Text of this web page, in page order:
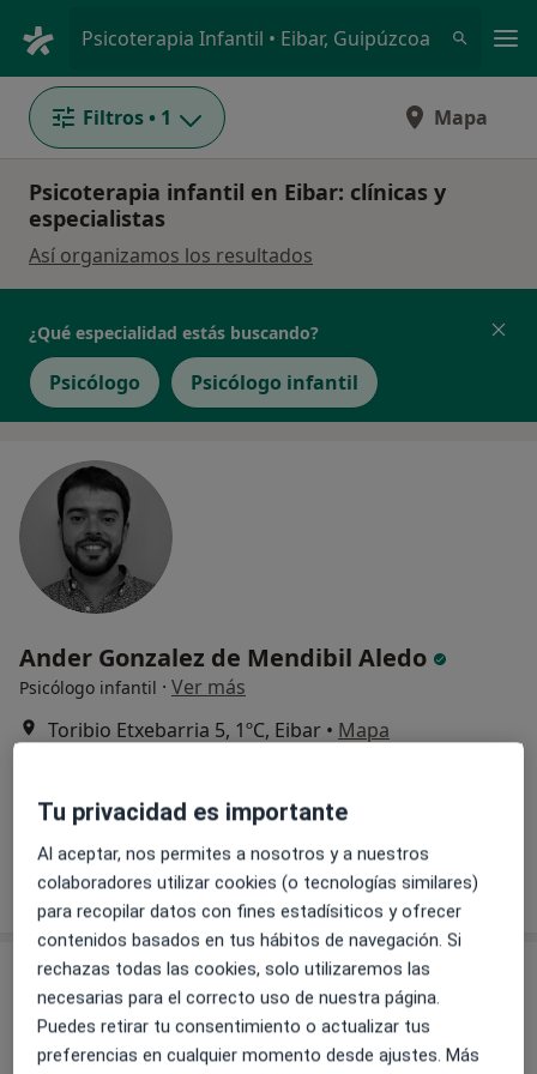
Psicoterapia Infantil • Eibar, Guipúzcoa
Filtros • 1 Mapa
Psicoterapia infantil en Eibar: clínicas y
especialistas
Así organizamos los resultados
¿Qué especialidad estás buscando?
Psicólogo Psicólogo infantil
Ander Gonzalez de Mendibil Aledo
Psicólogo infantil · Ver más
Toribio Etxebarria 5, 1ºC, Eibar • Mapa
Pedir una cita
Tu privacidad es importante
Al aceptar, nos permites a nosotros y a nuestros
colaboradores utilizar cookies (o tecnologías similares)
para recopilar datos con fines estadísiticos y ofrecer
contenidos basados en tus hábitos de navegación. Si
rechazas todas las cookies, solo utilizaremos las
necesarias para el correcto uso de nuestra página.
Puedes retirar tu consentimiento o actualizar tus
preferencias en cualquier momento desde ajustes. Más